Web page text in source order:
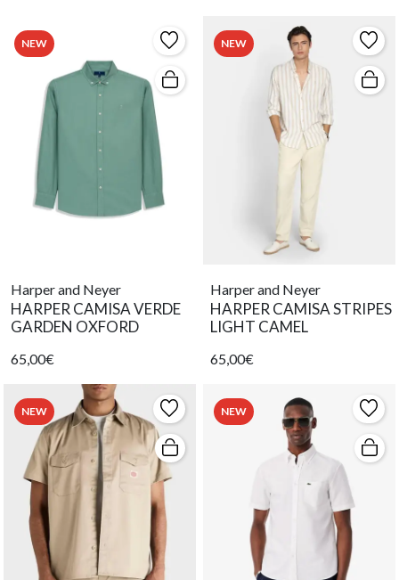
NEW
Harper and Neyer
HARPER CAMISA VERDE
GARDEN OXFORD
65,00€
NEW
Harper and Neyer
HARPER CAMISA STRIPES
LIGHT CAMEL
65,00€
NEW NEW